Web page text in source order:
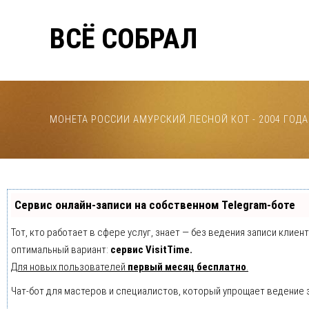
ВСЁ СОБРАЛ
МОНЕТА РОССИИ АМУРСКИЙ ЛЕСНОЙ КОТ - 2004 ГОДА
Сервис онлайн-записи на собственном Telegram-боте
Тот, кто работает в сфере услуг, знает — без ведения записи
оптимальный вариант: сервис VisitTime.
Для новых пользователей первый месяц бесплатно.
Чат-бот для мастеров и специалистов, который упрощает ведение